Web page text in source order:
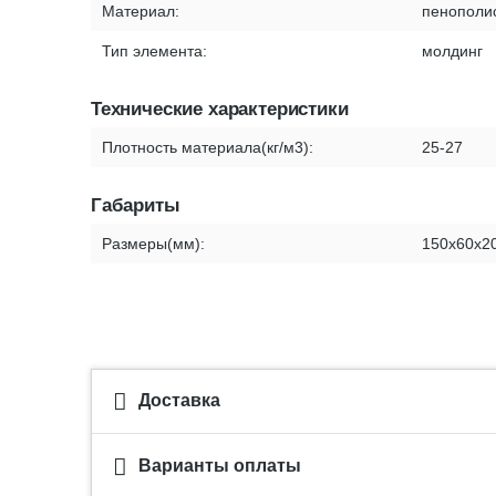
Материал:
Тип элемента: молдинг
Технические характеристики
Плотность материала(кг/м3): 25-27
Габариты
Размеры(мм):
Доставка
Варианты оплаты